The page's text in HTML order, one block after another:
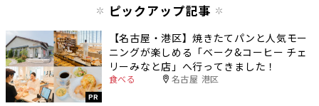
ピックアップ記事
PR
【名古屋・港区】焼きたてパンと人気モー
ニングが楽しめる「ベーク&コーヒー チェ
リーみなと店」へ行ってきました！
食べる 名古屋 港区